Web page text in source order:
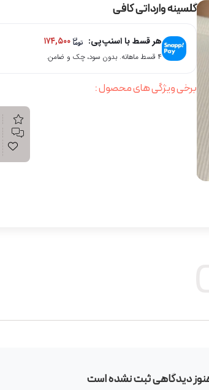
گلسینه وارداتی کافی
هر قسط با اسنپ‌پی: ۱۷۴,۵۰۰
۴ قسط ماهانه. بدون سود، چک و ضامن.
برخی ویژگی های محصول :
دیدگاهی ثبت نشده است